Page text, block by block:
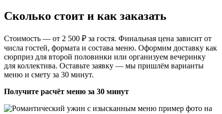
Сколько стоит и как заказать
Стоимость — от 2 500 ₽ за гостя. Финальная цена зависит от
числа гостей, формата и состава меню. Оформим доставку как
сюрприз для второй половинки или организуем вечеринку
для коллектива. Оставьте заявку — мы пришлём варианты
меню и смету за 30 минут.
Получите расчёт меню за 30 минут